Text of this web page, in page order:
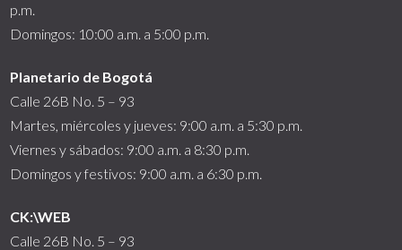
p.m.
Domingos: 10:00 a.m. a 5:00 p.m.
Planetario de Bogotá
Calle 26B No. 5 – 93
Martes, miércoles y jueves: 9:00 a.m. a 5:30 p.m.
Viernes y sábados: 9:00 a.m. a 8:30 p.m.
Domingos y festivos: 9:00 a.m. a 6:30 p.m.
CK:\WEB
Calle 26B No. 5 – 93